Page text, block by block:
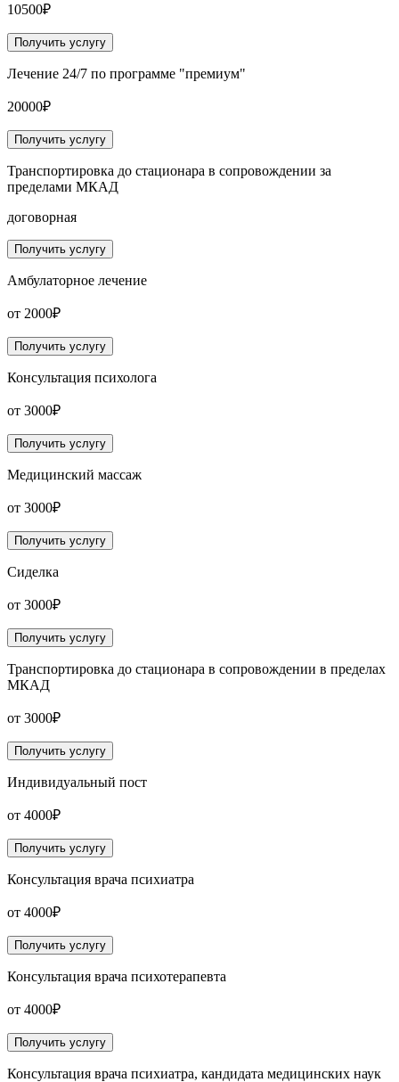
10500₽
Получить услугу
Лечение 24/7 по программе "премиум"
20000₽
Получить услугу
Транспортировка до стационара в сопровождении за
пределами МКАД
договорная
Получить услугу
Амбулаторное лечение
от 2000₽
Получить услугу
Консультация психолога
от 3000₽
Получить услугу
Медицинский массаж
от 3000₽
Получить услугу
Сиделка
от 3000₽
Получить услугу
Транспортировка до стационара в сопровождении в пределах
МКАД
от 3000₽
Получить услугу
Индивидуальный пост
от 4000₽
Получить услугу
Консультация врача психиатра
от 4000₽
Получить услугу
Консультация врача психотерапевта
от 4000₽
Получить услугу
Консультация врача психиатра, кандидата медицинских наук